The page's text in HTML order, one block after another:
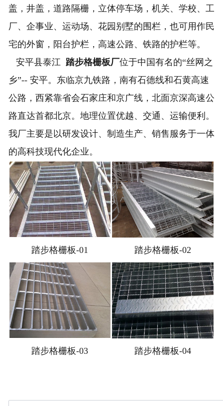
盖，井盖，道路隔栅，立体停车场，机关、学校、工
厂、企事业、运动场、花园别墅的围栏，也可用作民
宅的外窗，阳台护栏，高速公路、铁路的护栏等。
安平县泰江 踏步格栅板厂位于中国有名的“丝网之
乡”-- 安平。东临京九铁路，南有石德线和石黄高速
公路，西紧靠省会石家庄和京广线，北面京深高速公
路直达首都北京。地理位置优越、交通、运输便利。
我厂主要是以研发设计、制造生产、销售服务于一体
的高科技现代化企业。
踏步格栅板-01 踏步格栅板-02
踏步格栅板-03 踏步格栅板-04